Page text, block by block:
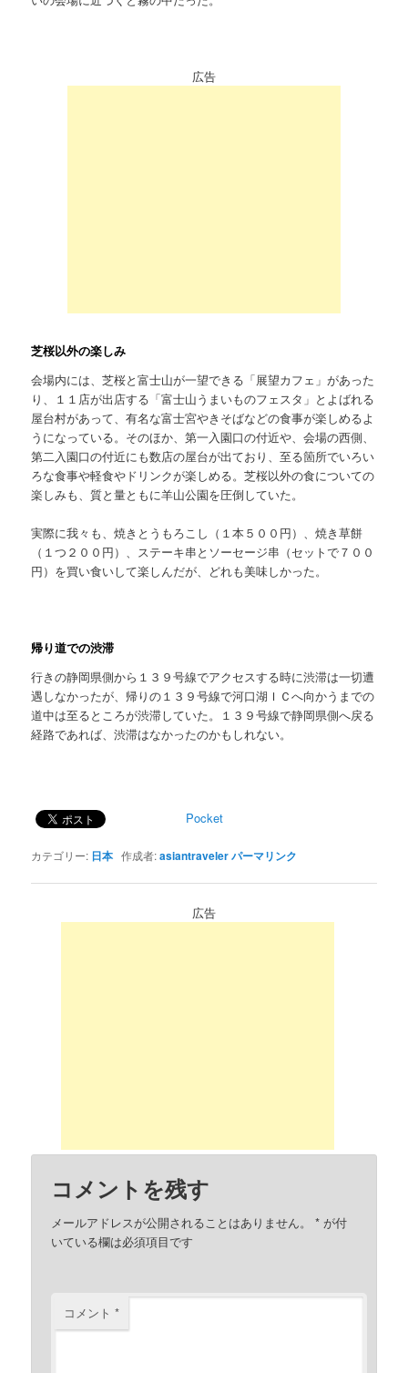
広告
芝桜以外の楽しみ
会場内には、芝桜と富士山が一望できる「展望カフェ」があった
り、１１店が出店する「富士山うまいものフェスタ」とよばれる
屋台村があって、有名な富士宮やきそばなどの食事が楽しめるよ
うになっている。そのほか、第一入園口の付近や、会場の西側、
第二入園口の付近にも数店の屋台が出ており、至る箇所でいろい
ろな食事や軽食やドリンクが楽しめる。芝桜以外の食についての
楽しみも、質と量ともに羊山公園を圧倒していた。
実際に我々も、焼きとうもろこし（１本５００円）、焼き草餅
（１つ２００円）、ステーキ串とソーセージ串（セットで７００
円）を買い食いして楽しんだが、どれも美味しかった。
帰り道での渋滞
行きの静岡県側から１３９号線でアクセスする時に渋滞は一切遭
遇しなかったが、帰りの１３９号線で河口湖ＩＣへ向かうまでの
道中は至るところが渋滞していた。１３９号線で静岡県側へ戻る
経路であれば、渋滞はなかったのかもしれない。
Pocket
カテゴリー: 日本 作成者:asiantravelerパーマリンク
広告
コメントを残す
メールアドレスが公開されることはありません。 * が付
いている欄は必須項目です
コメント*